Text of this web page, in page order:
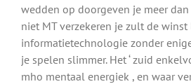
wedden op doorgeven je meer
niet MT verzekeren je zult de
informatietechnologie zonder
je spelen slimmer. Het ‘ zuid
mho mentaal energiek , en waar